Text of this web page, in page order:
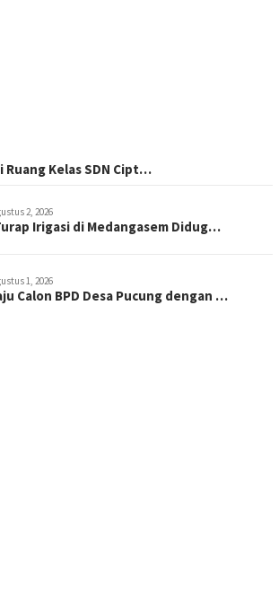
Kelas SDN Cipt…
2, 2026
Irigasi di Medangasem Didug…
1, 2026
Calon BPD Desa Pucung dengan …